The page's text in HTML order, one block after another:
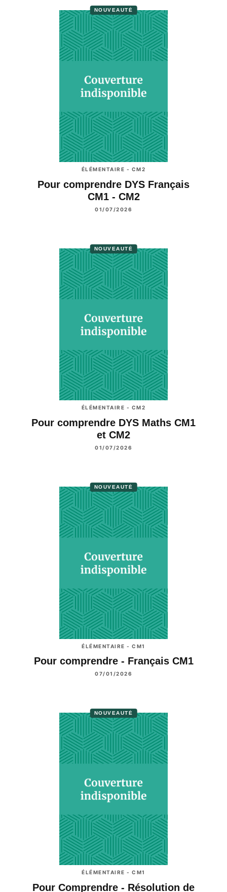
NOUVEAUTÉ
ÉLÉMENTAIRE - CM2
Pour comprendre DYS Français
CM1 - CM2
01/07/2026
NOUVEAUTÉ
ÉLÉMENTAIRE - CM2
Pour comprendre DYS Maths CM1
et CM2
01/07/2026
NOUVEAUTÉ
ÉLÉMENTAIRE - CM1
Pour comprendre - Français CM1
07/01/2026
NOUVEAUTÉ
ÉLÉMENTAIRE - CM1
Pour Comprendre - Résolution de